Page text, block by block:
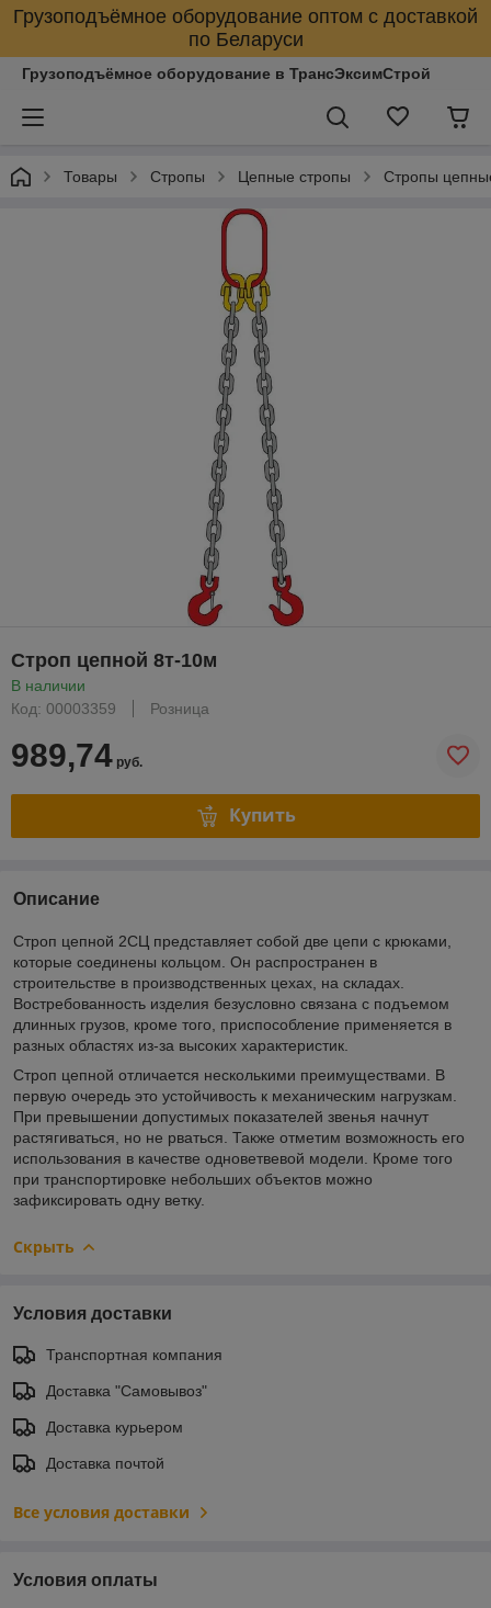
Грузоподъёмное оборудование оптом с доставкой
по Беларуси
Грузоподъёмное оборудование в ТрансЭксимСтрой
Товары Стропы Цепные стропы Стропы
Строп цепной 8т-10м
В наличии
Код: 00003359
Розница
989,74 руб.
Купить
Описание
Строп цепной 2СЦ представляет собой две цепи с крюками,
которые соединены кольцом. Он распространен в
строительстве в производственных цехах, на складах.
Востребованность изделия безусловно связана с подъемом
длинных грузов, кроме того, приспособление применяется в
разных областях из-за высоких характеристик.
Строп цепной отличается несколькими преимуществами. В
первую очередь это устойчивость к механическим нагрузкам.
При превышении допустимых показателей звенья начнут
растягиваться, но не рваться. Также отметим возможность его
использования в качестве одноветвевой модели. Кроме того
при транспортировке небольших объектов можно
зафиксировать одну ветку.
Скрыть
Условия доставки
Транспортная компания
Доставка "Самовывоз"
Доставка курьером
Доставка почтой
Все условия доставки
Условия оплаты